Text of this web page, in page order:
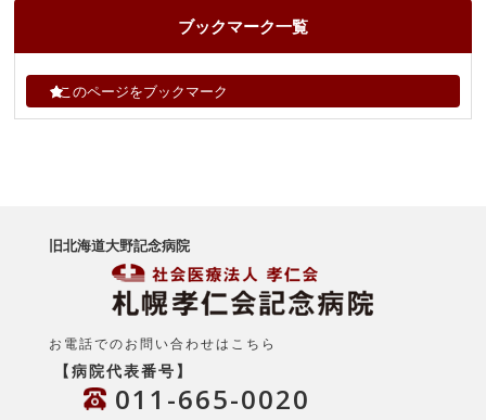
ブックマーク一覧
このページをブックマーク
旧北海道大野記念病院
お電話でのお問い合わせはこちら
【病院代表番号】
011-665-0020